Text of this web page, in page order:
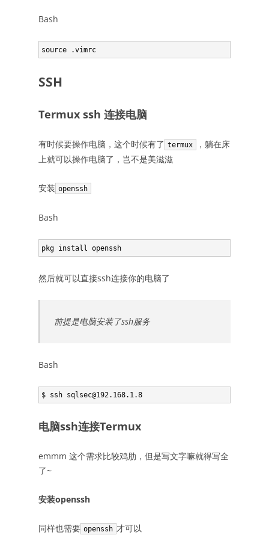
Bash
SSH
Termux ssh 连接电脑
有时候要操作电脑，这个时候有了 termux
，躺在床
上就可以操作电脑了，岂不是美滋滋
安装 openssh
Bash
然后就可以直接ssh连接你的电脑了
前提是电脑安装了ssh服务
Bash
电脑ssh连接Termux
emmm 这个需求比较鸡肋，但是写文字嘛就得写全
了~
安装openssh
同样也需要 openssh 才可以